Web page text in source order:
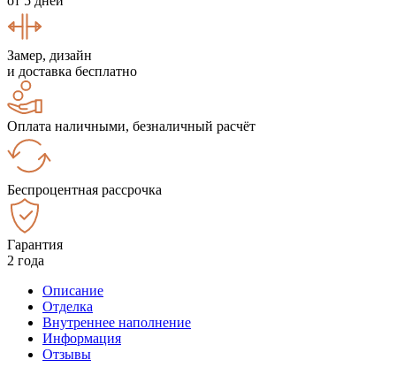
Замер, дизайн
и доставка бесплатно
Оплата наличными, безналичный расчёт
Беспроцентная рассрочка
Гарантия
2 года
Описание
Отделка
Внутреннее наполнение
Информация
Отзывы